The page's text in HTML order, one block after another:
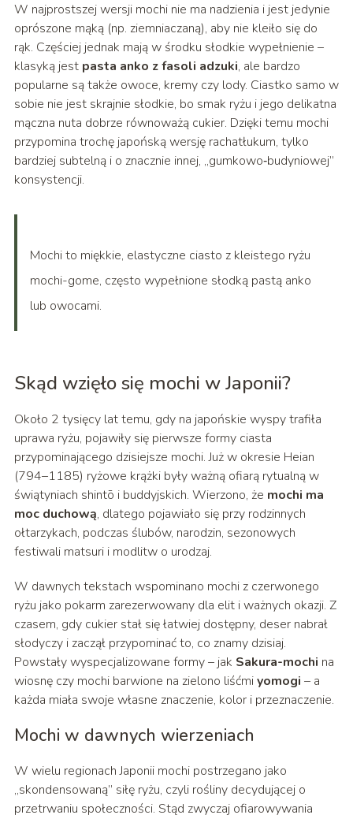
W najprostszej wersji mochi nie ma nadzienia i jest jedynie
oprószone mąką (np. ziemniaczaną), aby nie kleiło się do
rąk. Częściej jednak mają w środku słodkie wypełnienie –
klasyką jest pasta anko z fasoli adzuki, ale bardzo
popularne są także owoce, kremy czy lody. Ciastko samo w
sobie nie jest skrajnie słodkie, bo smak ryżu i jego delikatna
mączna nuta dobrze równoważą cukier. Dzięki temu mochi
przypomina trochę japońską wersję rachatłukum, tylko
bardziej subtelną i o znacznie innej, „gumkowo‑budyniowej”
konsystencji.
Mochi to miękkie, elastyczne ciasto z kleistego ryżu
mochi-gome, często wypełnione słodką pastą anko
lub owocami.
Skąd wzięło się mochi w Japonii?
Około 2 tysięcy lat temu, gdy na japońskie wyspy trafiła
uprawa ryżu, pojawiły się pierwsze formy ciasta
przypominającego dzisiejsze mochi. Już w okresie Heian
(794–1185) ryżowe krążki były ważną ofiarą rytualną w
świątyniach shintō i buddyjskich. Wierzono, że mochi ma
moc duchową, dlatego pojawiało się przy rodzinnych
ołtarzykach, podczas ślubów, narodzin, sezonowych
festiwali matsuri i modlitw o urodzaj.
W dawnych tekstach wspominano mochi z czerwonego
ryżu jako pokarm zarezerwowany dla elit i ważnych okazji. Z
czasem, gdy cukier stał się łatwiej dostępny, deser nabrał
słodyczy i zaczął przypominać to, co znamy dzisiaj.
Powstały wyspecjalizowane formy – jak Sakura-mochi na
wiosnę czy mochi barwione na zielono liśćmiyomogi – a
każda miała swoje własne znaczenie, kolor i przeznaczenie.
Mochi w dawnych wierzeniach
W wielu regionach Japonii mochi postrzegano jako
„skondensowaną” siłę ryżu, czyli rośliny decydującej o
przetrwaniu społeczności. Stąd zwyczaj ofiarowywania